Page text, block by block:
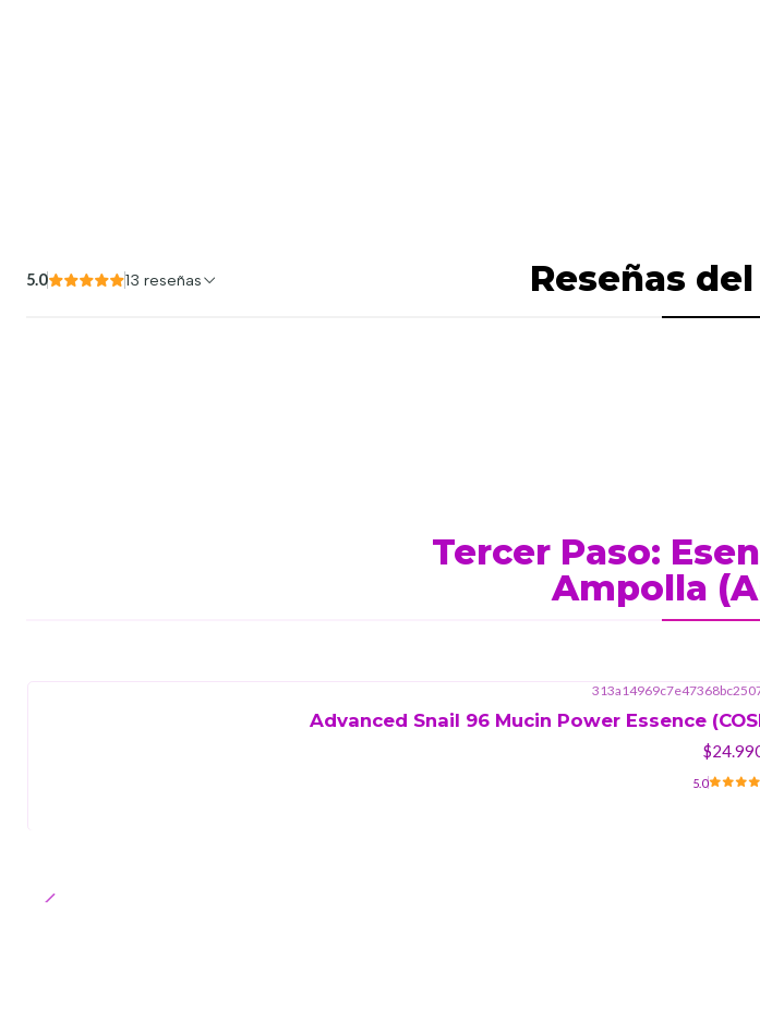
Reseñas
5.0 13 reseñas
Tercer Paso:
Ampolla
Advanced Snail 96 Mucin Power Essence
5.0